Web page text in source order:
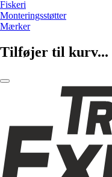
Fiskeri
Monteringsstøtter
Mærker
Tilføjer til kurv...